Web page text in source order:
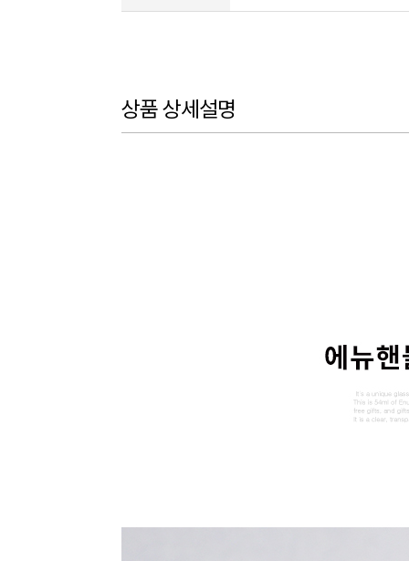
상품 상세설명